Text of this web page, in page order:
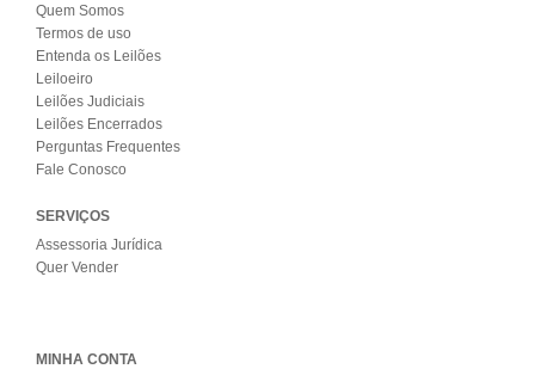
Quem Somos
Termos de uso
Entenda os Leilões
Leiloeiro
Leilões Judiciais
Leilões Encerrados
Perguntas Frequentes
Fale Conosco
SERVIÇOS
Assessoria Jurídica
Quer Vender
MINHA CONTA